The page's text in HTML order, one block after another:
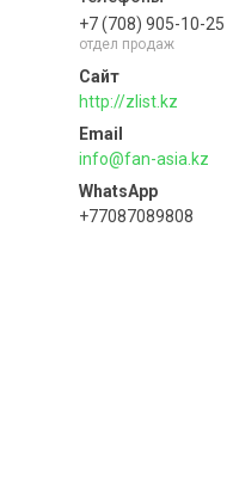
+7 (708) 905-10-25
отдел продаж
http://zlist.kz
info@fan-asia.kz
+77087089808